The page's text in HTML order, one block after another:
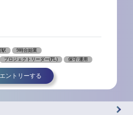
駅
9時台始業
プロジェクトリーダー(PL) 保守/運用
エントリーする